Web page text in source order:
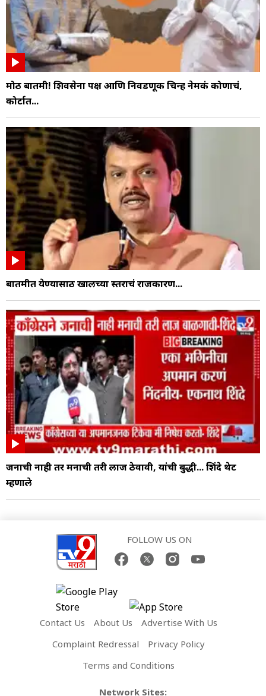
मोठी बातमी! शिवसेना पक्ष आणि निवडणूक चिन्ह नेमकं कोणाचं,
कोर्टात...
बातमीत येण्यासाठी खालच्या स्तराचं राजकारण...
जनाची नाही तर मनाची तरी लाज ठेवावी, यांची बुद्धी... शिंदे थेट
म्हणाले
FOLLOW US ON
Contact Us About Us
Advertise With Us
Complaint Redressal
Privacy Policy
Terms and Conditions
Network Sites: